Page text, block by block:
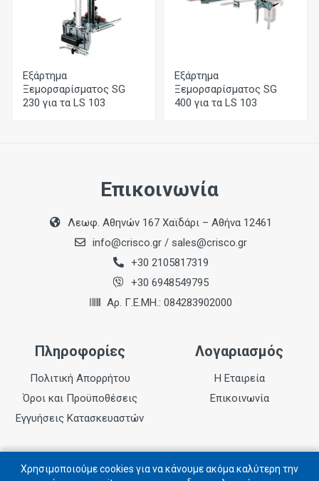
Εξάρτημα
Ξεμορσαρίσματος SG
230 για τα LS 103
Εξάρτημα
Ξεμορσαρίσματος SG
400 για τα LS 103
Επικοινωνία
Λεωφ. Αθηνών 167 Χαϊδάρι – Αθήνα 12461
info@crisco.gr / sales@crisco.gr
+30 2105817319
+30 6948549795
Αρ. Γ.Ε.ΜΗ.: 084283902000
Πληροφορίες
Πολιτική Απορρήτου
Όροι και Προϋποθέσεις
Εγγυήσεις Κατασκευαστών
Λογαριασμός
Η Εταιρεία
Επικοινωνία
Follow us
Χρησιμοποιούμε cookies για να κάνουμε ακόμα καλύτερη την